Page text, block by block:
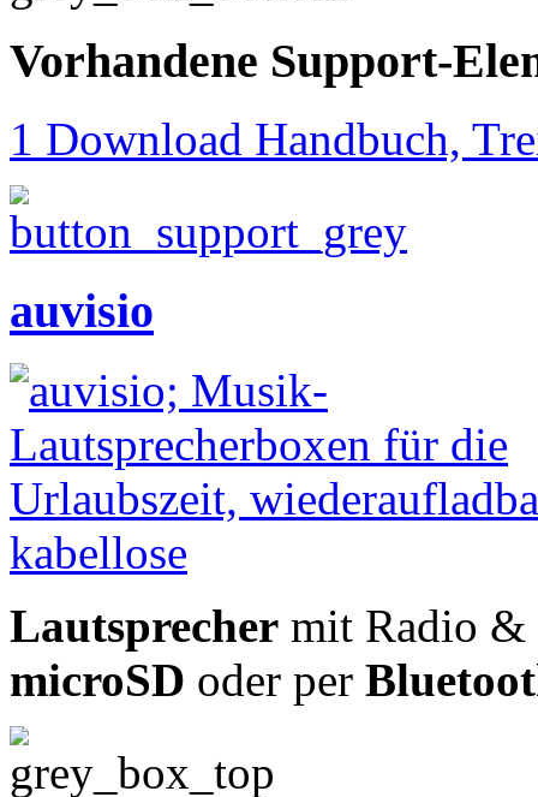
Vorhandene Support-
1 Download Handbuch,
auvisio
Lautsprecher mit Radio
microSD oder per